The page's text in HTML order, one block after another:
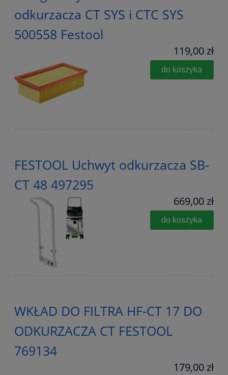
odkurzacza CT SYS i CTC SYS
500558 Festool
119,00 zł
do koszyka
FESTOOL Uchwyt odkurzacza SB-
CT 48 497295
669,00 zł
do koszyka
WKŁAD DO FILTRA HF-CT 17 DO
ODKURZACZA CT FESTOOL
769134
179,00 zł